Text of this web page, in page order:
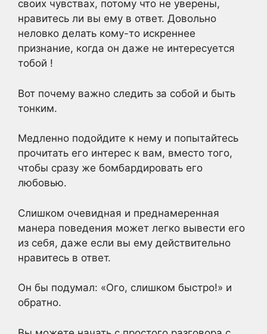
своих чувствах, потому что не уверены,
нравитесь ли вы ему в ответ. Довольно
неловко делать кому-то искреннее
признание, когда он даже не интересуется
тобой !
Вот почему важно следить за собой и быть
тонким.
Медленно подойдите к нему и попытайтесь
прочитать его интерес к вам, вместо того,
чтобы сразу же бомбардировать его
любовью.
Слишком очевидная и преднамеренная
манера поведения может легко вывести его
из себя, даже если вы ему действительно
нравитесь в ответ.
Он бы подумал: «Ого, слишком быстро!» и
обратно.